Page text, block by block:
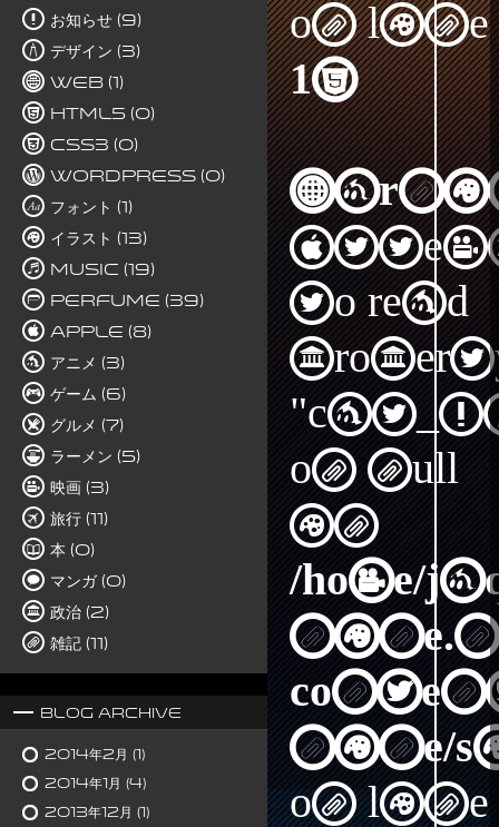
お知らせ (9)
デザイン (3)
Web (1)
HTML5 (0)
CSS3 (0)
WordPress (0)
フォント (1)
イラスト (13)
Music (19)
Perfume (39)
Apple (8)
アニメ (3)
ゲーム (6)
グルメ (7)
ラーメン (5)
映画 (3)
旅行 (11)
本 (0)
マンガ (0)
政治 (2)
雑記 (11)
Blog Archive
2014年2月 (1)
2014年1月 (4)
2013年12月 (1)
on line
15
to read
on null
in
/home/
nine/
on line